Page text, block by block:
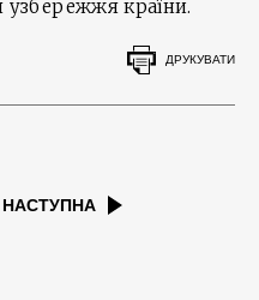
узбережжя країни.
ДРУКУВАТИ
НАСТУПНА